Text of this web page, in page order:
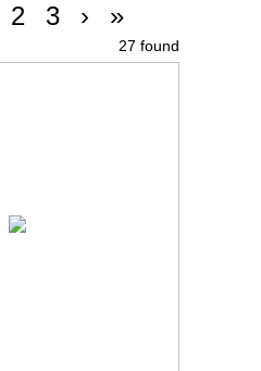
2 3 › »
27 found